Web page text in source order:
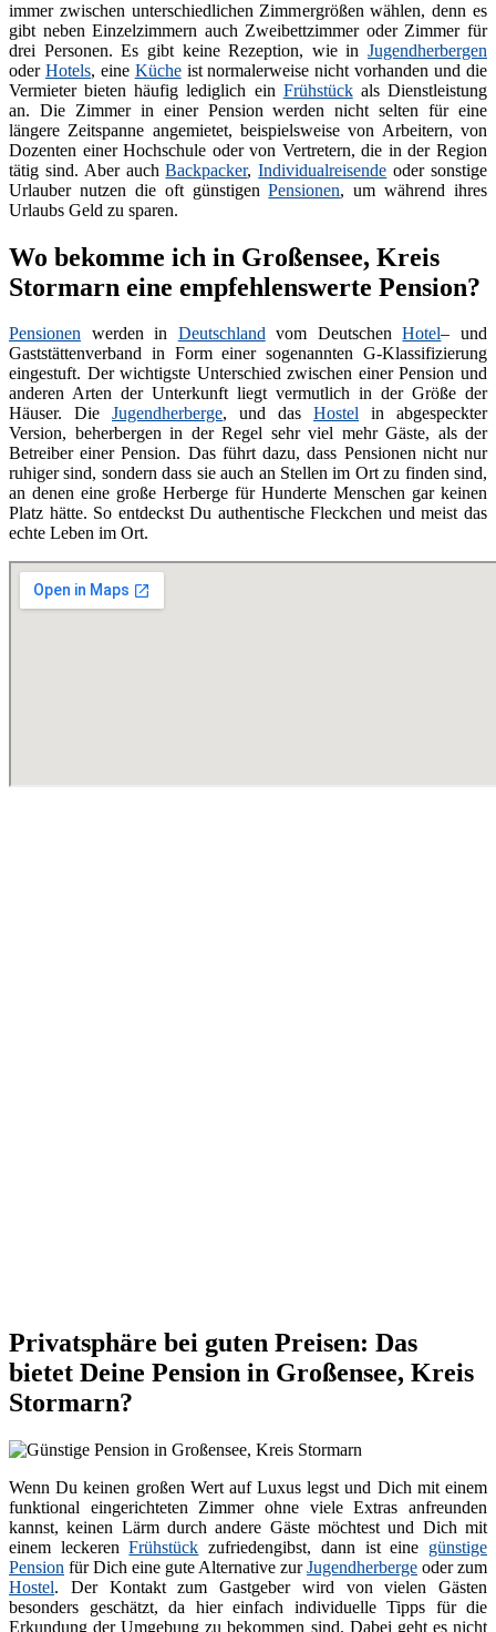
immer zwischen unterschiedlichen Zimmergrößen wählen, denn es
gibt neben Einzelzimmern auch Zweibettzimmer oder Zimmer für
drei Personen. Es gibt keine Rezeption, wie in Jugendherbergen
oder Hotels, eine Kücheist normalerweise nicht vorhanden und die
Vermieter bieten häufig lediglich ein Frühstückals Dienstleistung
an. Die Zimmer in einer Pension werden nicht selten für eine
längere Zeitspanne angemietet, beispielsweise von Arbeitern, von
Dozenten einer Hochschule oder von Vertretern, die in der Region
tätig sind. Aber auchBackpacker,Individualreisende oder sonstige
Urlauber nutzen die oft günstigenPensionen, um während ihres
Urlaubs Geld zu sparen.
Wo bekomme ich in Großensee, Kreis
Stormarn eine empfehlenswerte Pension?
Pensionen werden in Deutschlandvom DeutschenHotel– und
Gaststättenverband in Form einer sogenannten G-Klassifizierung
eingestuft. Der wichtigste Unterschied zwischen einer Pension und
anderen Arten der Unterkunft liegt vermutlich in der Größe der
Häuser. Die Jugendherberge, und das Hostel in abgespeckter
Version, beherbergen in der Regel sehr viel mehr Gäste, als der
Betreiber einer Pension. Das führt dazu, dass Pensionen nicht nur
ruhiger sind, sondern dass sie auch an Stellen im Ort zu finden sind,
an denen eine große Herberge für Hunderte Menschen gar keinen
Platz hätte. So entdeckst Du authentische Fleckchen und meist das
echte Leben im Ort.
Privatsphäre bei guten Preisen: Das
bietet Deine Pension in Großensee, Kreis
Stormarn?
Wenn Du keinen großen Wert auf Luxus legst und Dich mit einem
funktional eingerichteten Zimmer ohne viele Extras anfreunden
kannst, keinen Lärm durch andere Gäste möchtest und Dich mit
einem leckerenFrühstück zufriedengibst, dann ist eine günstige
Pension für Dich eine gute Alternative zurJugendherberge oder zum
Hostel. Der Kontakt zum Gastgeber wird von vielen Gästen
besonders geschätzt, da hier einfach individuelle Tipps für die
Erkundung der Umgebung zu bekommen sind. Dabei geht es nicht